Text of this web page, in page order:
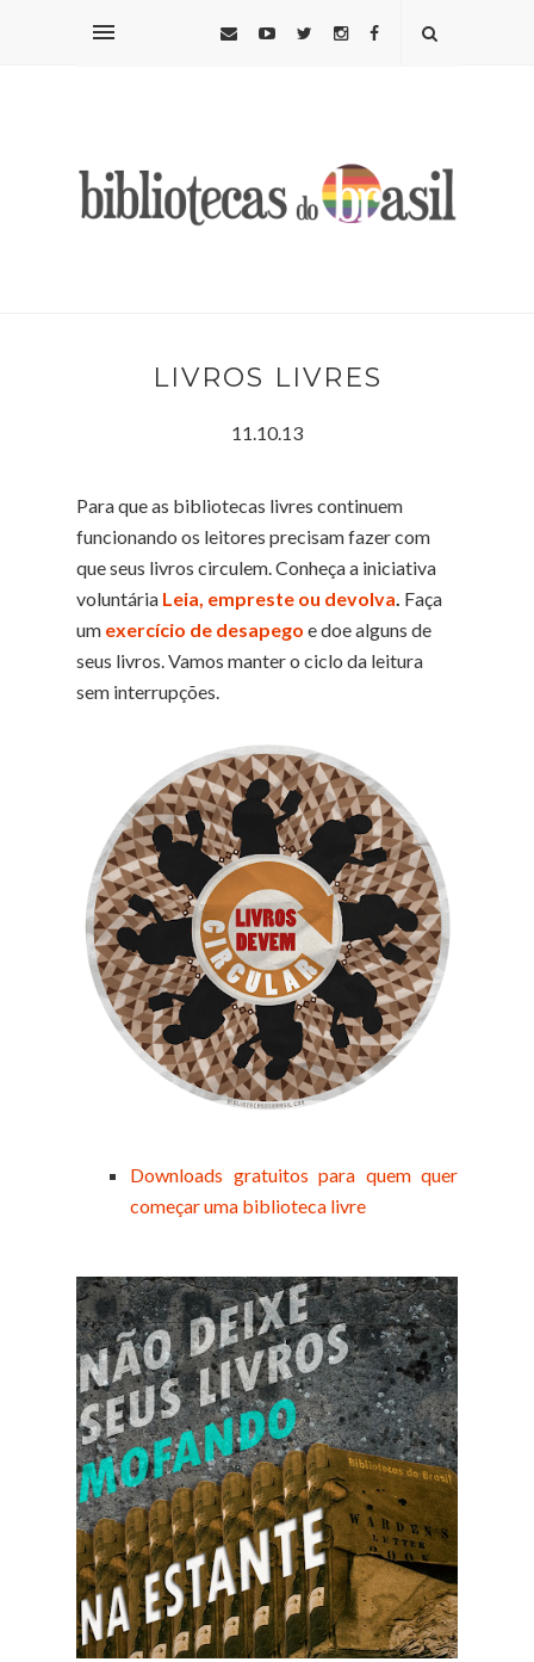
LIVROS LIVRES
11.10.13
Para que as bibliotecas livres continuem
funcionando os leitores precisam fazer com
que seus livros circulem. Conheça a iniciativa
voluntária Leia, empreste ou devolva. Faça
um exercício de desapego e doe alguns de
seus livros. Vamos manter o ciclo da leitura
sem interrupções.
Downloads gratuitos para quem quer
começar uma biblioteca livre